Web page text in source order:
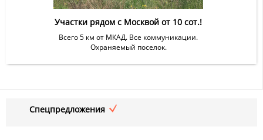
Участки рядом с Москвой от 10 сот.!
Всего 5 км от МКАД. Все коммуникации.
Охраняемый поселок.
Спецпредложения